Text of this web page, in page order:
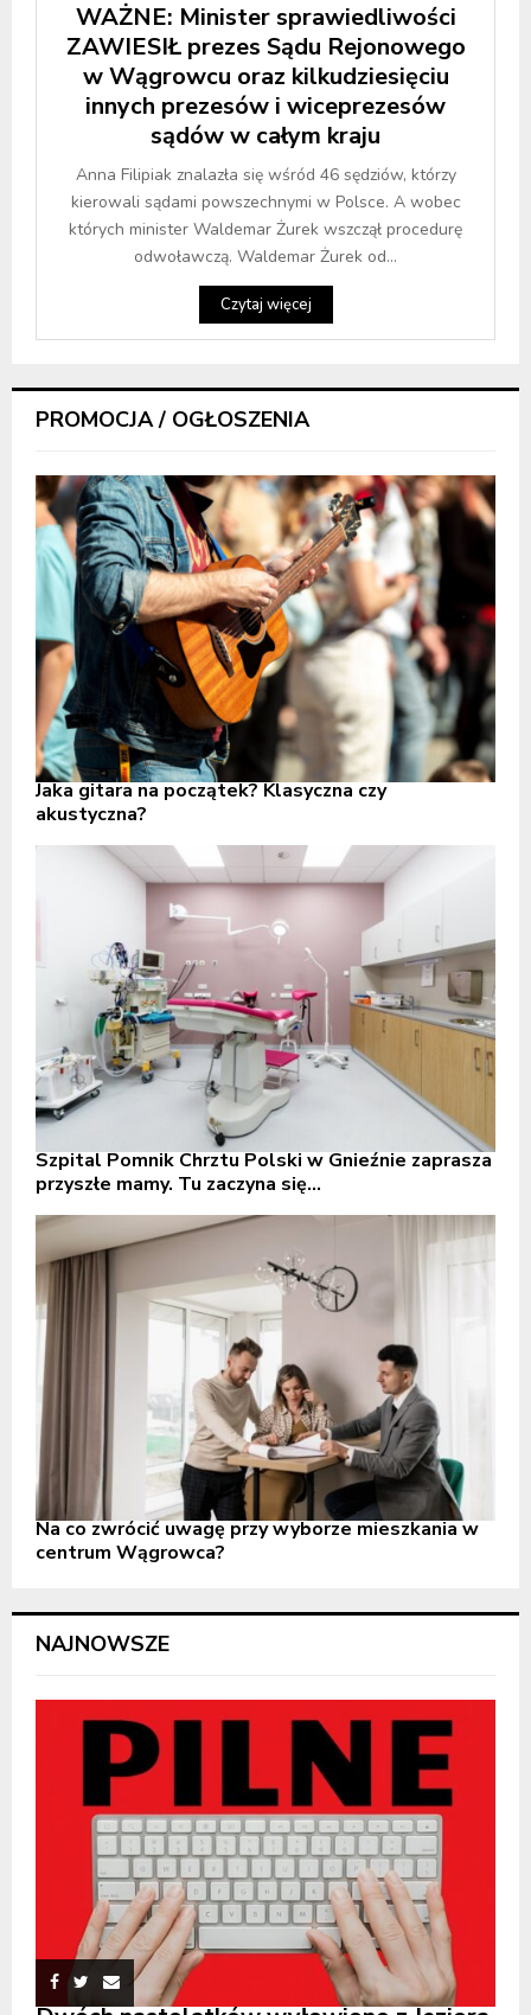
WAŻNE: Minister sprawiedliwości
ZAWIESIŁ prezes Sądu Rejonowego
w Wągrowcu oraz kilkudziesięciu
innych prezesów i wiceprezesów
sądów w całym kraju
Anna Filipiak znalazła się wśród 46 sędziów, którzy
kierowali sądami powszechnymi w Polsce. A wobec
których minister Waldemar Żurek wszczął procedurę
odwoławczą. Waldemar Żurek od...
Czytaj więcej
PROMOCJA / OGŁOSZENIA
Jaka gitara na początek? Klasyczna czy
akustyczna?
Szpital Pomnik Chrztu Polski w Gnieźnie zaprasza
przyszłe mamy. Tu zaczyna się...
Na co zwrócić uwagę przy wyborze mieszkania w
centrum Wągrowca?
NAJNOWSZE